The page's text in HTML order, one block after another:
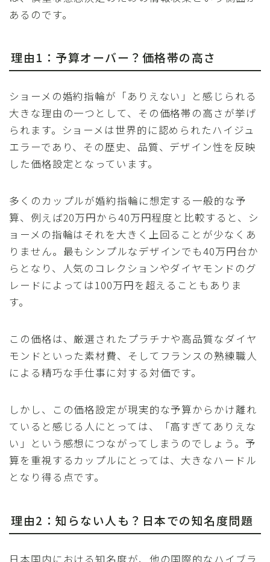
あるのです。
理由1：予算オーバー？価格帯の高さ
ショーメの婚約指輪が「ありえない」と感じられる
大きな理由の一つとして、その価格帯の高さが挙げ
られます。ショーメは世界的に認められたハイジュ
エラーであり、その歴史、品質、デザイン性を反映
した価格設定となっています。
多くのカップルが婚約指輪に想定する一般的な予
算、例えば20万円から40万円程度と比較すると、シ
ョーメの指輪はそれを大きく上回ることが少なくあ
りません。最もシンプルなデザインでも40万円台か
らとなり、人気のコレクションやダイヤモンドのグ
レードによっては100万円を超えることもありま
す。
この価格は、厳選されたプラチナや高品質なダイヤ
モンドといった素材費、そしてフランスの熟練職人
による精巧な手仕事に対する対価です。
しかし、この価格設定が現実的な予算からかけ離れ
ていると感じる人にとっては、「高すぎてありえな
い」という感想につながってしまうのでしょう。予
算を重視するカップルにとっては、大きなハードル
となり得る点です。
理由2：知らない人も？日本での知名度問題
日本国内における知名度が、他の国際的なハイブラ